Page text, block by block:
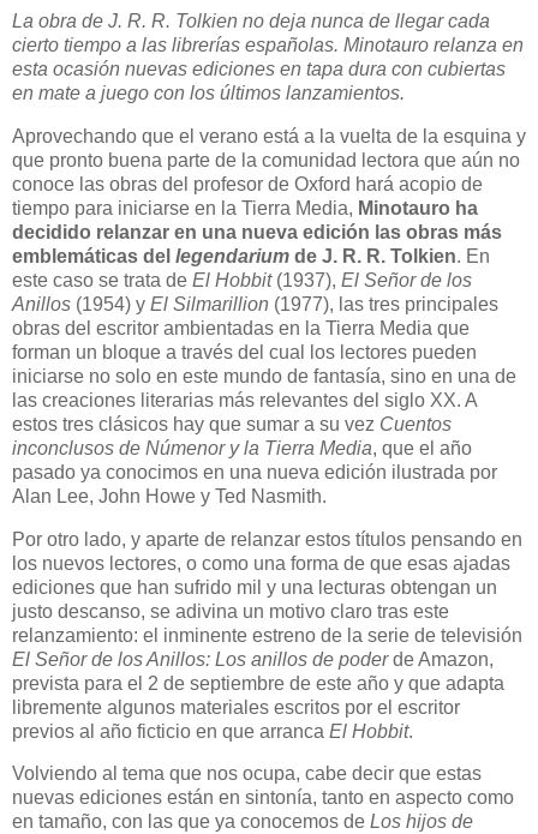
La obra de J. R. R. Tolkien no deja nunca de llegar cada
cierto tiempo a las librerías españolas. Minotauro relanza en
esta ocasión nuevas ediciones en tapa dura con cubiertas
en mate a juego con los últimos lanzamientos.
Aprovechando que el verano está a la vuelta de la esquina y
que pronto buena parte de la comunidad lectora que aún no
conoce las obras del profesor de Oxford hará acopio de
tiempo para iniciarse en la Tierra Media, Minotauro ha
decidido relanzar en una nueva edición las obras más
emblemáticas del legendarium de J. R. R. Tolkien. En
este caso se trata de El Hobbit(1937), El Señor de los
Anillos (1954) y El Silmarillion (1977), las tres principales
obras del escritor ambientadas en la Tierra Media que
forman un bloque a través del cual los lectores pueden
iniciarse no solo en este mundo de fantasía, sino en una de
las creaciones literarias más relevantes del siglo XX. A
estos tres clásicos hay que sumar a su vez Cuentos
inconclusos de Númenor y la Tierra Media, que el año
pasado ya conocimos en una nueva edición ilustrada por
Alan Lee, John Howe y Ted Nasmith.
Por otro lado, y aparte de relanzar estos títulos pensando en
los nuevos lectores, o como una forma de que esas ajadas
ediciones que han sufrido mil y una lecturas obtengan un
justo descanso, se adivina un motivo claro tras este
relanzamiento: el inminente estreno de la serie de televisión
El Señor de los Anillos: Los anillos de poderde Amazon,
prevista para el 2 de septiembre de este año y que adapta
libremente algunos materiales escritos por el escritor
previos al año ficticio en que arranca El Hobbit.
Volviendo al tema que nos ocupa, cabe decir que estas
nuevas ediciones están en sintonía, tanto en aspecto como
en tamaño, con las que ya conocemos de Los hijos de